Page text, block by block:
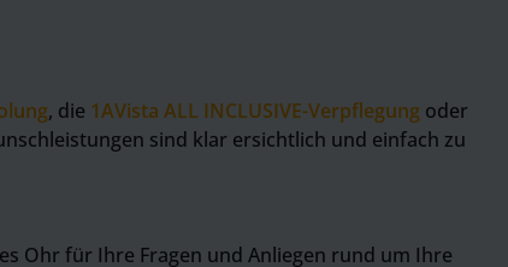
, die 1AVista ALL INCLUSIVE-Verpflegung oder
sind klar ersichtlich und einfach zu
Ohr für Ihre Fragen und Anliegen rund um Ihre